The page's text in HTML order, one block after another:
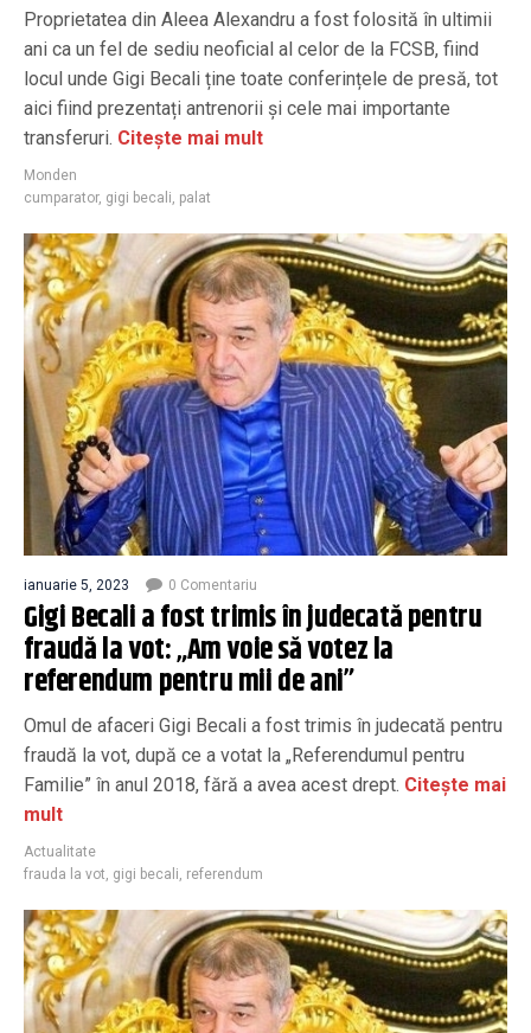
Proprietatea din Aleea Alexandru a fost folosită în ultimii
ani ca un fel de sediu neoficial al celor de la FCSB, fiind
locul unde Gigi Becali ține toate conferințele de presă, tot
aici fiind prezentați antrenorii și cele mai importante
transferuri. Citește mai mult
Monden
cumparator, gigi becali, palat
ianuarie 5, 2023 0 Comentariu
Gigi Becali a fost trimis în judecată pentru
fraudă la vot: „Am voie să votez la
referendum pentru mii de ani”
Omul de afaceri Gigi Becali a fost trimis în judecată pentru
fraudă la vot, după ce a votat la „Referendumul pentru
Familie” în anul 2018, fără a avea acest drept. Citește mai
mult
Actualitate
frauda la vot, gigi becali, referendum